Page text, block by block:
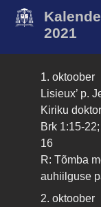
2021
1. oktoober
Lisieux’ p.
Kiriku doktor
Brk 1:15-
16
R: Tõmba
auhiilguse
2. oktoober